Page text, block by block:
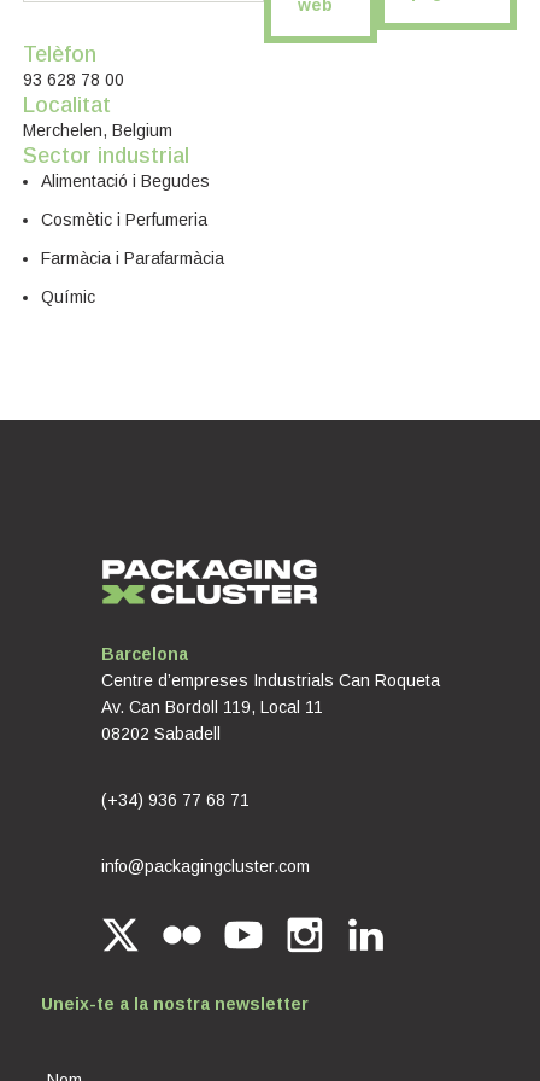
web
Telèfon
93 628 78 00
Localitat
Merchelen, Belgium
Sector industrial
Alimentació i Begudes
Cosmètic i Perfumeria
Farmàcia i Parafarmàcia
Químic
Barcelona
Centre d’empreses Industrials Can Roqueta
Av. Can Bordoll 119, Local 11
08202 Sabadell
(+34) 936 77 68 71
info@packagingcluster.com
Uneix-te a la nostra newsletter